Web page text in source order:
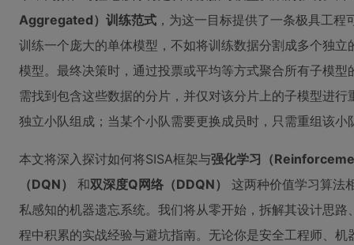
Aggregated）训练范式 ，为这一目标提供了一条极具工
训练一个庞大的单体模型，不如将训练数据分割成多个独立
模型。最终决策时，通过投票或平均等方式聚合所有子模型
需找到包含这些数据的分片，并仅对该分片上的子模型进
独立小队组成；当某个小队需要更换成员时，只需重组该
本文将深入探讨如何将SISA框架与强化学习（
（DQN）
和双深度Q网络（DDQN）
这两种价值学习算法
私感知的机器遗忘系统。我们将从零开始，拆解其设计思
程中积累的实战经验与避坑指南。无论你是安全工程师、